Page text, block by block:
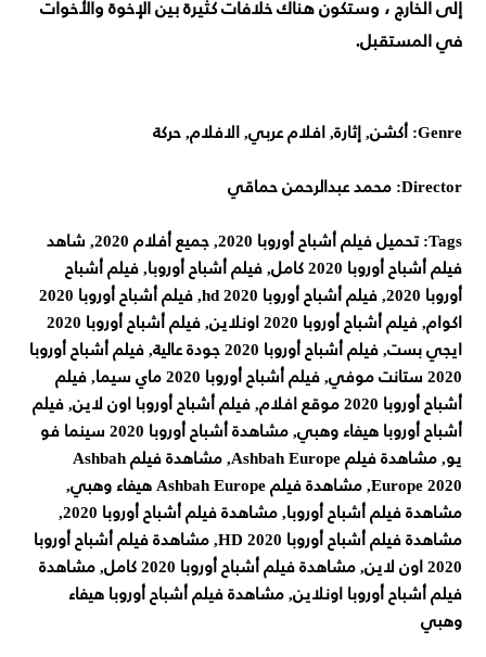
في المستقبل.
Genre: أكشن, إثارة, افلام عربي, الافلام, حركة
Director: محمد عبدالرحمن حماقي
Tags: تحميل فيلم أشباح أوروبا 2020, جميع أفلام 2020, شاهد
فيلم أشباح أوروبا 2020 كامل, فيلم أشباح أوروبا, فيلم أشباح
أوروبا 2020, فيلم أشباح أوروبا 2020 hd, فيلم أشباح أوروبا 2020
اكوام, فيلم أشباح أوروبا 2020 اونلاين, فيلم أشباح أوروبا 2020
ايجي بست, فيلم أشباح أوروبا 2020 جودة عالية, فيلم أشباح أوروبا
2020 ستانت موفي, فيلم أشباح أوروبا 2020 ماي سيما, فيلم
أشباح أوروبا 2020 موقع افلام, فيلم أشباح أوروبا اون لاين, فيلم
أشباح أوروبا هيفاء وهبي, مشاهدة أشباح أوروبا 2020 سينما فو
يو, مشاهدة فيلم Ashbah Europe, مشاهدة فيلم Ashbah
Europe 2020, مشاهدة فيلم Ashbah Europe هيفاء وهبي,
مشاهدة فيلم أشباح أوروبا, مشاهدة فيلم أشباح أوروبا 2020,
مشاهدة فيلم أشباح أوروبا 2020 HD, مشاهدة فيلم أشباح أوروبا
2020 اون لاين, مشاهدة فيلم أشباح أوروبا 2020 كامل, مشاهدة
فيلم أشباح أوروبا اونلاين, مشاهدة فيلم أشباح أوروبا هيفاء
وهبي